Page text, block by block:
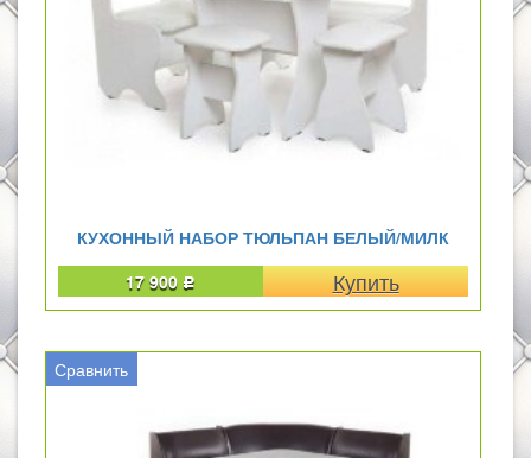
КУХОННЫЙ НАБОР ТЮЛЬПАН БЕЛЫЙ/МИЛК
17 900 Р
Сравнить